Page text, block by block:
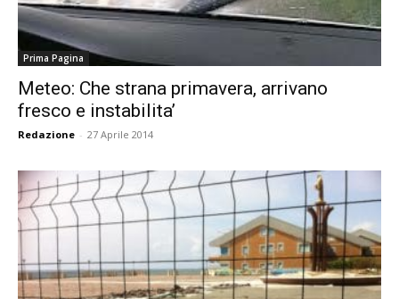
Prima Pagina
Meteo: Che strana primavera, arrivano
fresco e instabilita’
Redazione - 27 Aprile 2014